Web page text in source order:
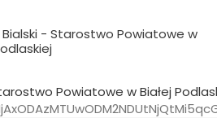
- Starostwo Powiatowe w
Powiatowe w Białej